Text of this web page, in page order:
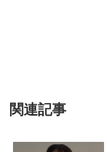
関連記事